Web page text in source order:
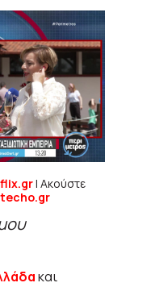
| Ακούστε
και